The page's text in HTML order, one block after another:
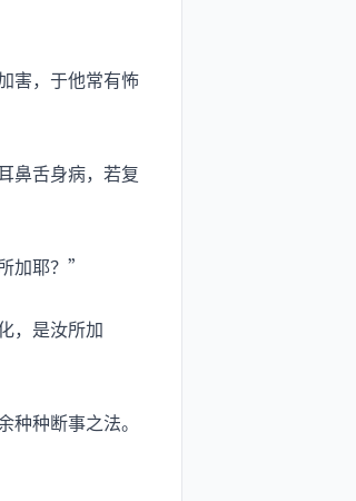
害，于他常有怖
鼻舌身病，若复
加耶？”
，是汝所加
种断事之法。